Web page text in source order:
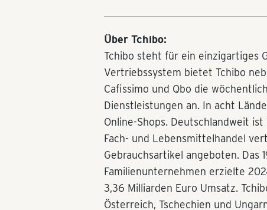
Über Tchibo:
Tchibo steht für ein einzigartiges
Vertriebssystem bietet Tchibo
Cafissimo und Qbo die
Dienstleistungen an. In acht
Online-Shops. Deutschlandweit
Fach- und Lebensmittelhandel
Gebrauchsartikel angeboten. Das
Familienunternehmen erzielte
3,36 Milliarden Euro Umsatz.
Österreich, Tschechien und